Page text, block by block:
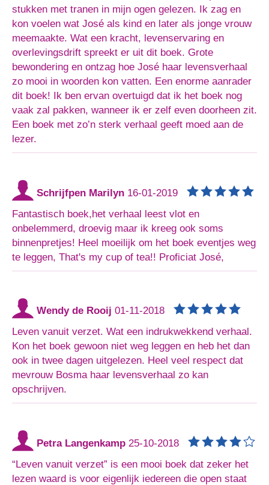
stukken met tranen in mijn ogen gelezen. Ik zag en
kon voelen wat José als kind en later als jonge vrouw
meemaakte. Wat een kracht, levenservaring en
overlevingsdrift spreekt er uit dit boek. Grote
bewondering en ontzag hoe José haar levensverhaal
zo mooi in woorden kon vatten. Een enorme aanrader
dit boek! Ik ben ervan overtuigd dat ik het boek nog
vaak zal pakken, wanneer ik er zelf even doorheen zit.
Een boek met zo’n sterk verhaal geeft moed aan de
lezer.
Schrijfpen Marilyn 16-01-2019
Fantastisch boek,het verhaal leest vlot en
onbelemmerd, droevig maar ik kreeg ook soms
binnenpretjes! Heel moeilijk om het boek eventjes weg
te leggen, That's my cup of tea!! Proficiat José,
Wendy de Rooij 01-11-2018
Leven vanuit verzet. Wat een indrukwekkend verhaal.
Kon het boek gewoon niet weg leggen en heb het dan
ook in twee dagen uitgelezen. Heel veel respect dat
mevrouw Bosma haar levensverhaal zo kan
opschrijven.
Petra Langenkamp 25-10-2018
“Leven vanuit verzet” is een mooi boek dat zeker het
lezen waard is voor eigenlijk iedereen die open staat